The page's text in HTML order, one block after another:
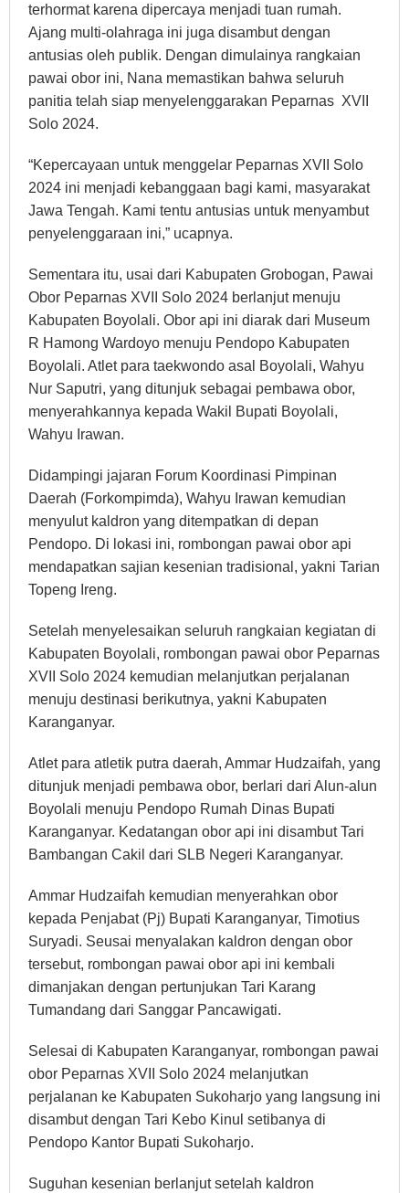
terhormat karena dipercaya menjadi tuan rumah.
Ajang multi-olahraga ini juga disambut dengan
antusias oleh publik. Dengan dimulainya rangkaian
pawai obor ini, Nana memastikan bahwa seluruh
panitia telah siap menyelenggarakan Peparnas XVII
Solo 2024.
“Kepercayaan untuk menggelar Peparnas XVII Solo
2024 ini menjadi kebanggaan bagi kami, masyarakat
Jawa Tengah. Kami tentu antusias untuk menyambut
penyelenggaraan ini,” ucapnya.
Sementara itu, usai dari Kabupaten Grobogan, Pawai
Obor Peparnas XVII Solo 2024 berlanjut menuju
Kabupaten Boyolali. Obor api ini diarak dari Museum
R Hamong Wardoyo menuju Pendopo Kabupaten
Boyolali. Atlet para taekwondo asal Boyolali, Wahyu
Nur Saputri, yang ditunjuk sebagai pembawa obor,
menyerahkannya kepada Wakil Bupati Boyolali,
Wahyu Irawan.
Didampingi jajaran Forum Koordinasi Pimpinan
Daerah (Forkompimda), Wahyu Irawan kemudian
menyulut kaldron yang ditempatkan di depan
Pendopo. Di lokasi ini, rombongan pawai obor api
mendapatkan sajian kesenian tradisional, yakni Tarian
Topeng Ireng.
Setelah menyelesaikan seluruh rangkaian kegiatan di
Kabupaten Boyolali, rombongan pawai obor Peparnas
XVII Solo 2024 kemudian melanjutkan perjalanan
menuju destinasi berikutnya, yakni Kabupaten
Karanganyar.
Atlet para atletik putra daerah, Ammar Hudzaifah, yang
ditunjuk menjadi pembawa obor, berlari dari Alun-alun
Boyolali menuju Pendopo Rumah Dinas Bupati
Karanganyar. Kedatangan obor api ini disambut Tari
Bambangan Cakil dari SLB Negeri Karanganyar.
Ammar Hudzaifah kemudian menyerahkan obor
kepada Penjabat (Pj) Bupati Karanganyar, Timotius
Suryadi. Seusai menyalakan kaldron dengan obor
tersebut, rombongan pawai obor api ini kembali
dimanjakan dengan pertunjukan Tari Karang
Tumandang dari Sanggar Pancawigati.
Selesai di Kabupaten Karanganyar, rombongan pawai
obor Peparnas XVII Solo 2024 melanjutkan
perjalanan ke Kabupaten Sukoharjo yang langsung ini
disambut dengan Tari Kebo Kinul setibanya di
Pendopo Kantor Bupati Sukoharjo.
Suguhan kesenian berlanjut setelah kaldron